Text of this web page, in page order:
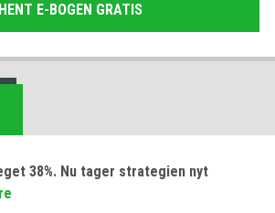
HENT E-BOGEN GRATIS
38%. Nu tager strategien nyt